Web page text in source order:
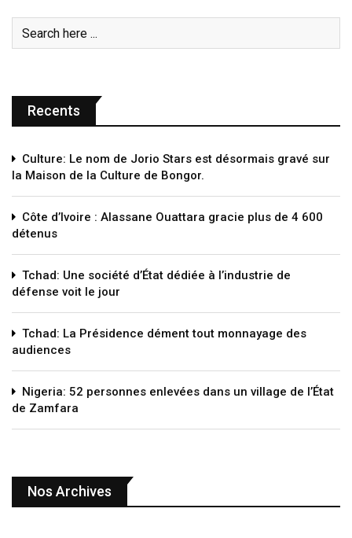
Recents
Culture: Le nom de Jorio Stars est désormais gravé sur
la Maison de la Culture de Bongor.
Côte d’Ivoire : Alassane Ouattara gracie plus de 4 600
détenus
Tchad: Une société d’État dédiée à l’industrie de
défense voit le jour
Tchad: La Présidence dément tout monnayage des
audiences
Nigeria: 52 personnes enlevées dans un village de l’État
de Zamfara
Nos Archives